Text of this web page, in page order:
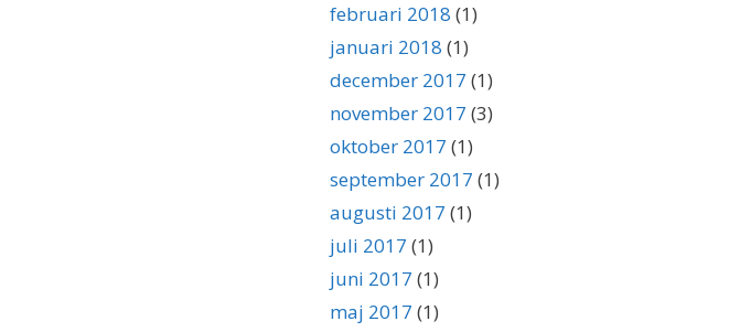
februari 2018 (1)
januari 2018 (1)
december 2017 (1)
november 2017 (3)
oktober 2017 (1)
september 2017 (1)
augusti 2017 (1)
juli 2017 (1)
juni 2017 (1)
maj 2017 (1)